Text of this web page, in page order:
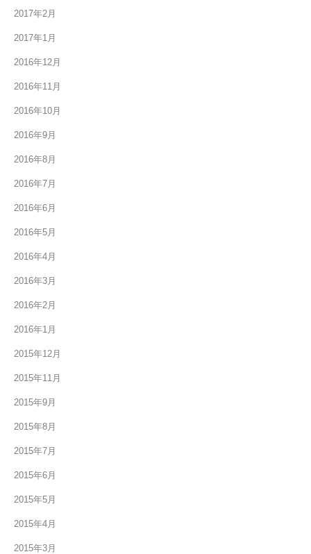
2017年2月
2017年1月
2016年12月
2016年11月
2016年10月
2016年9月
2016年8月
2016年7月
2016年6月
2016年5月
2016年4月
2016年3月
2016年2月
2016年1月
2015年12月
2015年11月
2015年9月
2015年8月
2015年7月
2015年6月
2015年5月
2015年4月
2015年3月